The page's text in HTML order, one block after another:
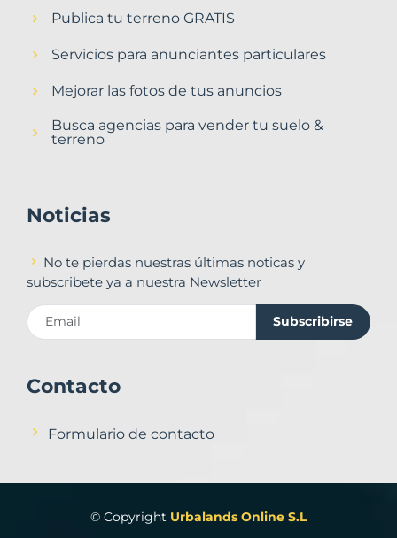
Publica tu terreno GRATIS
Servicios para anunciantes particulares
Mejorar las fotos de tus anuncios
Busca agencias para vender tu suelo &
terreno
Noticias
No te pierdas nuestras últimas noticas y
subscribete ya a nuestra Newsletter
Subscribirse
Contacto
Formulario de contacto
© Copyright Urbalands Online S.L